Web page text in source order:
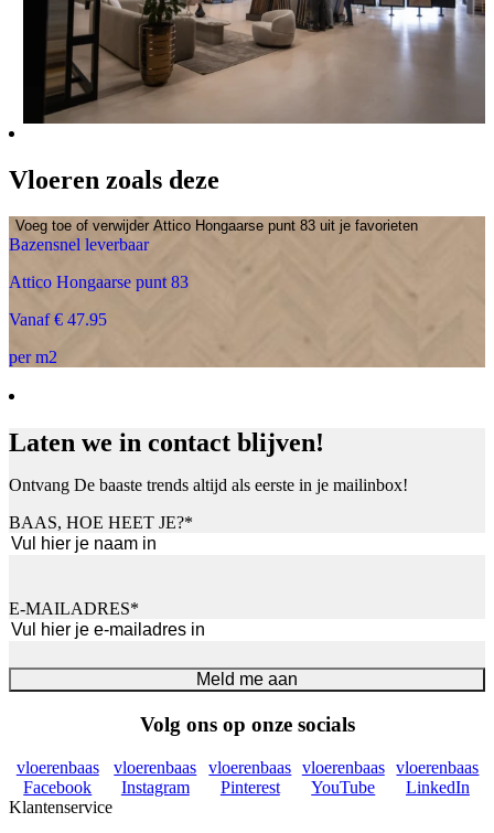
Vloeren zoals deze
Voeg toe of verwijder Attico Hongaarse punt 83 uit je favorieten
Bazensnel leverbaar
Attico Hongaarse punt 83
Vanaf € 47.95
per m2
Laten we in contact blijven!
Ontvang De baaste trends altijd als eerste in je mailinbox!
BAAS, HOE HEET JE?*
E-MAILADRES*
Meld me aan
Volg ons op onze socials
vloerenbaas
Facebook
vloerenbaas
Instagram
vloerenbaas
Pinterest
vloerenbaas
YouTube
vloerenbaas
LinkedIn
Klantenservice